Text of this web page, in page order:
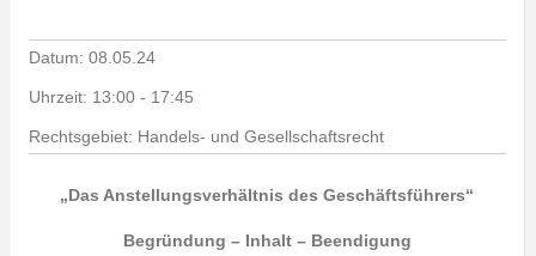
Datum: 08.05.24
Uhrzeit: 13:00 - 17:45
Rechtsgebiet: Handels- und Gesellschaftsrecht
„Das Anstellungsverhältnis des Geschäftsführers“
Begründung – Inhalt – Beendigung